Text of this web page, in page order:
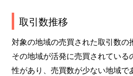
取引数推移
対象の地域の売買された取引数の
その地域が活発に売買されてい
性があり、売買数が少ない地域